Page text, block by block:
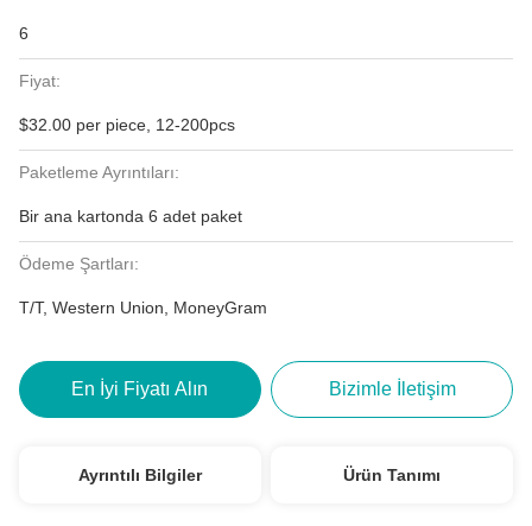
6
Fiyat:
$32.00 per piece, 12-200pcs
Paketleme Ayrıntıları:
Bir ana kartonda 6 adet paket
Ödeme Şartları:
T/T, Western Union, MoneyGram
En İyi Fiyatı Alın Bizimle İletişim
Ayrıntılı Bilgiler Ürün Tanımı